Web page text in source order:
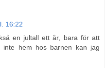
16:22
en jultall ett år, bara för att
inte hem hos barnen kan jag